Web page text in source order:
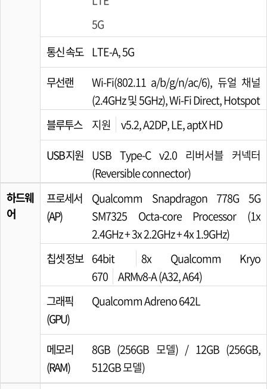
5G
통신 속도 LTE-A, 5G
무선랜
Wi-Fi(802.11 a/b/g/n/ac/6), 듀얼 채널
(2.4GHz 및 5GHz), Wi-Fi Direct, Hotspot
블루투스
지원
v5.2, A2DP, LE, aptX HD
USB 지원 USB Type-C v2.0 리버서블 커넥터
(Reversible connector)
하드웨
어
프로세서
(AP)
Qualcomm Snapdragon 778G 5G
SM7325 Octa-core Processor (1x
2.4GHz + 3x 2.2GHz + 4x 1.9GHz)
칩셋 정보 64bit
8x Qualcomm Kryo
670
ARMv8-A (A32, A64)
그래픽
(GPU)
Qualcomm Adreno 642L
메모리
(RAM)
8GB (256GB 모델) / 12GB (256GB,
512GB 모델)